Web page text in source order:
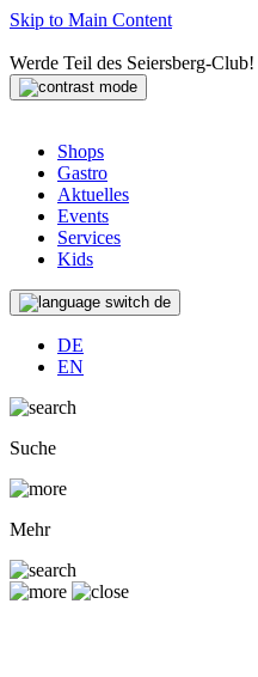
Skip to Main Content
Werde Teil des Seiersberg-Club!
Shops
Gastro
Aktuelles
Events
Services
Kids
de
DE
EN
Suche
Mehr